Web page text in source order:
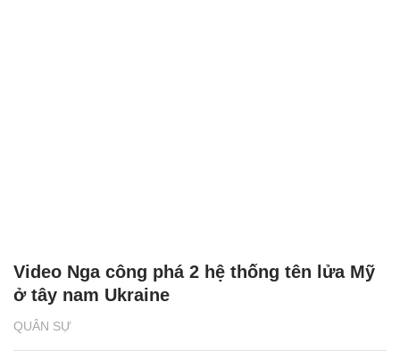
QUÂN SỰ
Video Nga công phá 2 hệ thống tên lửa Mỹ
ở tây nam Ukraine